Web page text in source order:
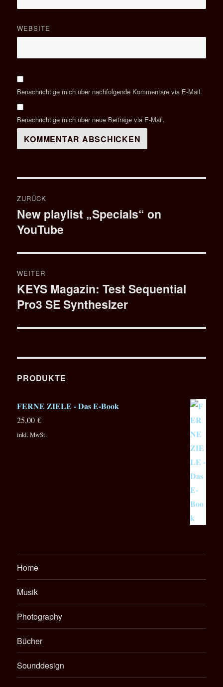
WEBSITE
Benachrichtige mich über nachfolgende Kommentare via E-Mail.
Benachrichtige mich über neue Beiträge via E-Mail.
ZURÜCK
Vorheriger
Beitrag:
New playlist „Specials“ on
YouTube
WEITER
Nächster
Beitrag:
KEYS Magazin: Test Sequential
Pro3 SE Synthesizer
PRODUKTE
FERNE ZIELE - Das E-Book
25,00€
inkl. MwSt.
Home
Musik
Photography
Bücher
Sounddesign